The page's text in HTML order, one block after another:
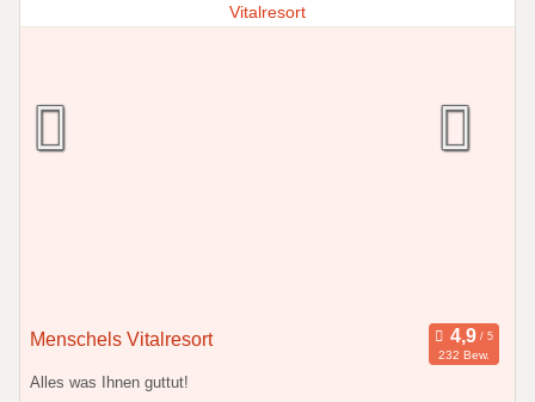
Menschels Vitalresort
232 Bew.
Alles was Ihnen guttut!